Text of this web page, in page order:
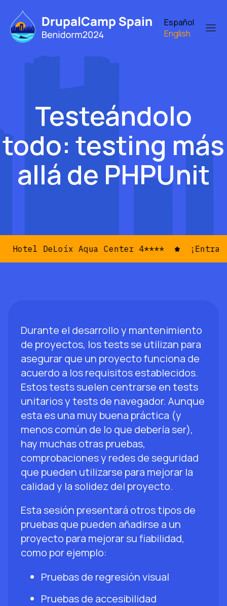
main
content
Español
English
Testeándolo
todo: testing más
allá de PHPUnit
Hotel DeLoix Aqua Center 4****
Durante el desarrollo y mantenimiento
de proyectos, los tests se utilizan para
asegurar que un proyecto funciona de
acuerdo a los requisitos establecidos.
Estos tests suelen centrarse en tests
unitarios y tests de navegador. Aunque
esta es una muy buena práctica (y
menos común de lo que debería ser),
hay muchas otras pruebas,
comprobaciones y redes de seguridad
que pueden utilizarse para mejorar la
calidad y la solidez del proyecto.
Esta sesión presentará otros tipos de
pruebas que pueden añadirse a un
proyecto para mejorar su fiabilidad,
como por ejemplo:
Pruebas de regresión visual
Pruebas de accesibilidad